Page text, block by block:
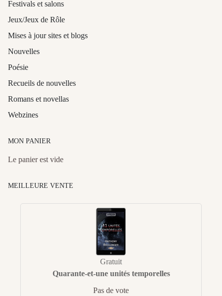
Festivals et salons
Jeux/Jeux de Rôle
Mises à jour sites et blogs
Nouvelles
Poésie
Recueils de nouvelles
Romans et novellas
Webzines
MON PANIER
Le panier est vide
MEILLEURE VENTE
Gratuit
Quarante-et-une unités temporelles
Pas de vote